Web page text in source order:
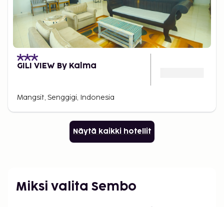
GILI VIEW By Kalma
Mangsit, Senggigi, Indonesia
Näytä kaikki hotellit
Miksi valita Sembo